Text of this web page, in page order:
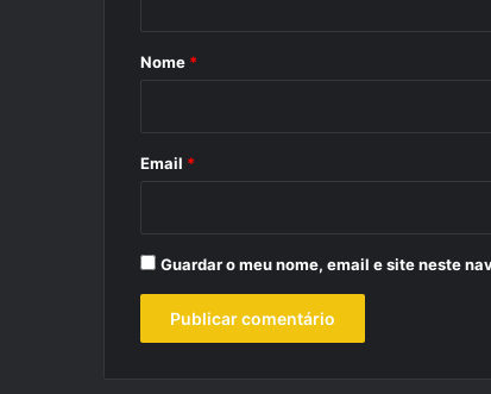
r
*
Nome *
Email *
Guardar o meu nome, email e site neste